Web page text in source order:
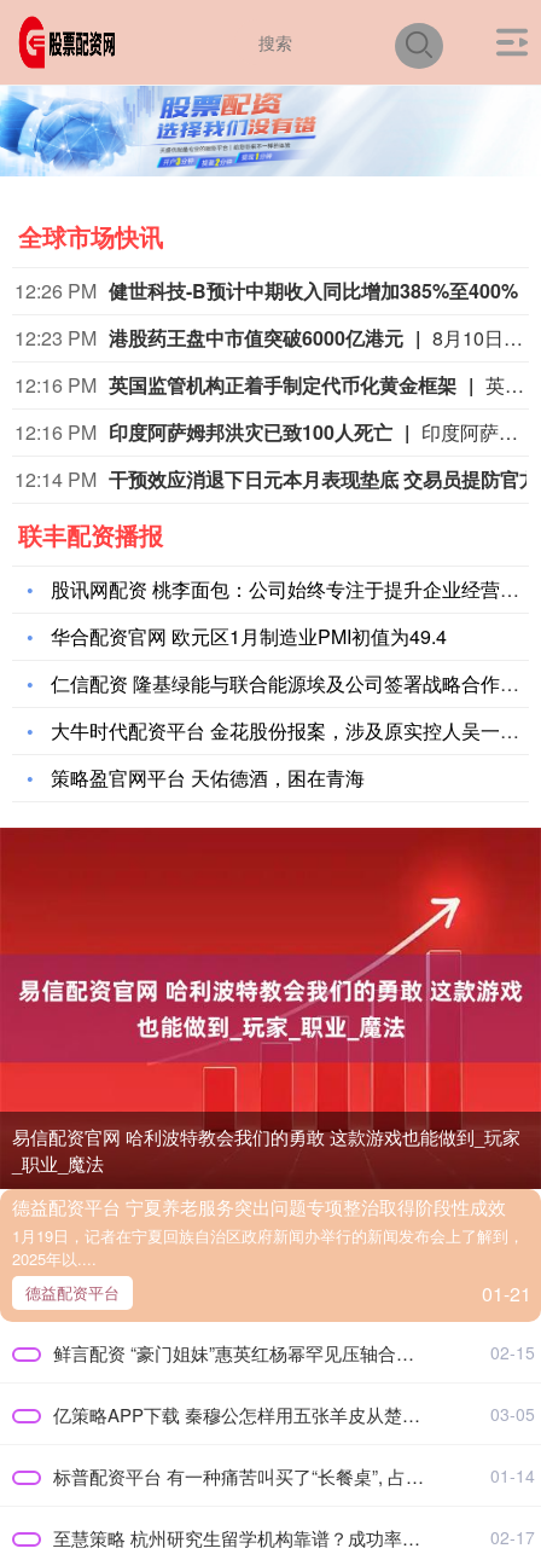
全球市场快讯
12:26 PM 健世科技-B预计中期收入同比增加385%至400%
12:23 PM 港股药王盘中市值突破6000亿港元
8月10日上午，港股市场开盘后，港股市值最高的药企药明康德盘中股价持续创历史新高，一度达到204.2港元/股，市值一度突破6000亿港元。 与此同时，同样是A股市值最高的药企药明康德盘中股价一度达到166.66元/股，距离上次历史高点166.83元/股也仅有一步之遥。
12:16 PM 英国监管机构正着手制定代币化黄金框架
英国《金融时报》不具名援引知情人士报道，英国监管机构正着手制定代币化黄金监管框架，作为推动金融市场数字化以及维护伦敦全球黄金交易中心地位计划的一部分。英国金融行为监管局已就代币化黄金的监管方式与行业机构展开讨论，其中包括多家大型银行。未来数月，监管部门预计将宣布制定这一领域监管标准的相关计划。
12:16 PM 印度阿萨姆邦洪灾已致100人死亡
印度阿萨姆邦政府9日发布公告称，阿萨姆邦的洪灾形势依然严峻。截至9日当天，本轮洪灾已经导致100人死亡。报告称，有近14万人仍然受到灾情影响。阿萨姆邦灾害管理局称，受洪水影响，456个村庄被淹，11933公顷农田遭到破坏。洪水还损毁了多个地区的堤坝、道路、桥梁和其他基础设施。目前有近5万名受灾民众在避难所生活。
12:14 PM
联丰配资播报
股讯网配资 桃李面包：公司始终专注于提升企业经营质量
华合配资官网 欧元区1月制造业PMI初值为49.4
仁信配资 隆基绿能与联合能源埃及公司签署战略合作备忘录
大牛时代配资平台 金花股份报案，涉及原实控人吴一坚涉嫌背信损
策略盈官网平台 天佑德酒，困在青海
易信配资官网 哈利波特教会我们的勇敢 这款游戏也能做到_玩家
_职业_魔法
德益配资平台 宁夏养老服务突出问题专项整治取得阶段性成效
1月19日，记者在宁夏回族自治区政府新闻办举行的新闻发布会上了解到，
2025年以....
德益配资平台
01-21
鲜言配资 “豪门姐妹”惠英红杨幂罕见压轴合体，杨幂调皮躲镜头惠英红优雅_时尚_高珠_合作 02-15
亿策略APP下载 秦穆公怎样用五张羊皮从楚国换来相国百里奚？五位国君又是如何错过这位天下奇才的？ 03-05
标普配资平台 有一种痛苦叫买了“长餐桌”, 占地方、不实用, 已经砸掉重装! 01-14
至慧策略 杭州研究生留学机构靠谱？成功率最高推荐_服务_中介_选校 02-17